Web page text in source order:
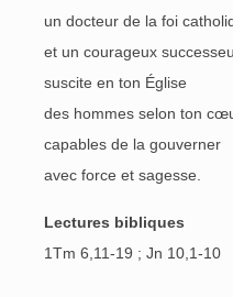
un docteur de la foi
et un courageux
suscite en ton Église
des hommes selon ton
capables de la gouverner
avec force et sagesse.
Lectures bibliques
1Tm 6,11-19 ; Jn 10,1-10